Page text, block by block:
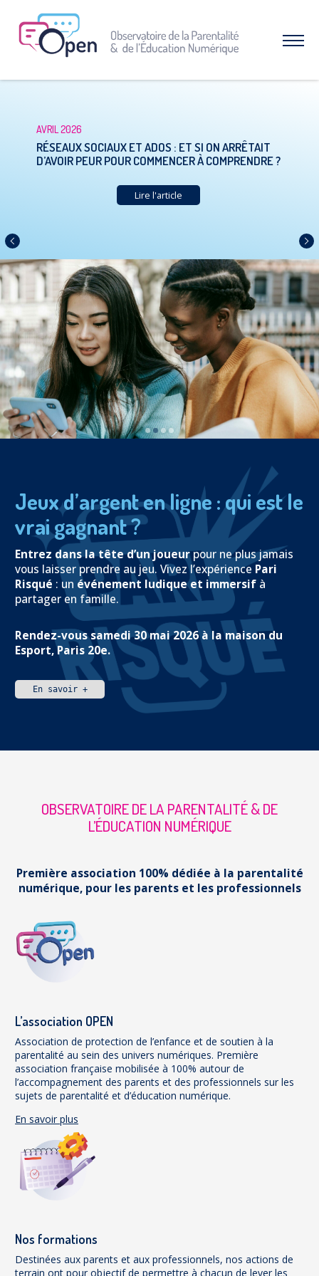
Afficher
le
Qui sommes-nous ?
Nos combats et réussites
INTERVENTIONS & FORMATIONS
CAMPAGNES & OPÉRATIONS
SNAP – Sexualité, Numérique, Adolescence &
Prévention
NUAJE : NUmérique et Appropriation par la Jeunesse
Parents Sentinelles des écrans
Pari Risqué : Prévenir l’addiction aux jeux d’argent en
ligne
Contact
Précédent
AVRIL 2026
RÉSEAUX SOCIAUX ET ADOS : ET SI ON ARRÊTAIT
D’AVOIR PEUR POUR COMMENCER À COMPRENDRE ?
Lire l'article
Jeux d’argent en ligne : qui est le
vrai gagnant ?
Entrez dans la tête d’un joueurpour ne plus jamais
vous laisser prendre au jeu. Vivez l’expérience Pari
Risqué : un événement ludique et immersif à
partager en famille.
Rendez-vous samedi 30 mai 2026 à la maison du
Esport, Paris 20e.
En savoir +
OBSERVATOIRE DE LA PARENTALITÉ & DE
L’ÉDUCATION NUMÉRIQUE
Première association 100% dédiée à la parentalité
numérique, pour les parents et les professionnels
L’association OPEN
Association de protection de l’enfance et de soutien à la
parentalité au sein des univers numériques. Première
association française mobilisée à 100% autour de
l’accompagnement des parents et des professionnels sur les
sujets de parentalité et d’éducation numérique.
En savoir plus
Nos formations
Destinées aux parents et aux professionnels, nos actions de
terrain ont pour objectif de permettre à chacun de lever les